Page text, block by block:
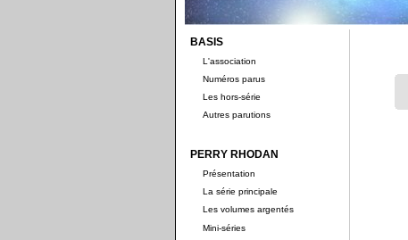
BASIS
L'association
Numéros parus
Les hors-série
Autres parutions
PERRY RHODAN
Présentation
La série principale
Les volumes argentés
Mini-séries